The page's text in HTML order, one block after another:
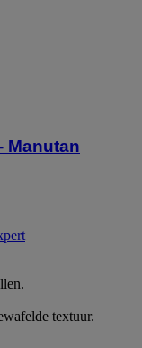
Manutan
textuur.